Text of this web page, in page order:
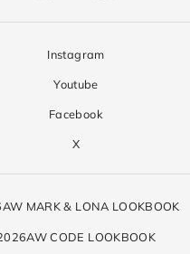
Instagram
Youtube
Facebook
X
MARK & LONA LOOKBOOK
CODE LOOKBOOK